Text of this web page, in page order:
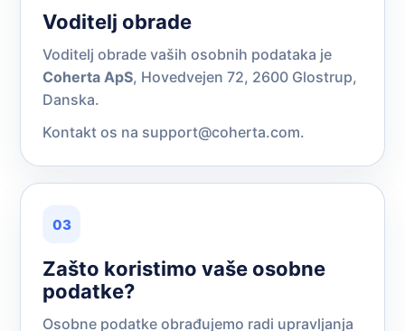
Voditelj obrade
Voditelj obrade vaših osobnih podataka je
Coherta ApS, Hovedvejen 72, 2600 Glostrup,
Danska.
Kontakt os na support@coherta.com.
03
Zašto koristimo vaše osobne
podatke?
Osobne podatke obrađujemo radi upravljanja